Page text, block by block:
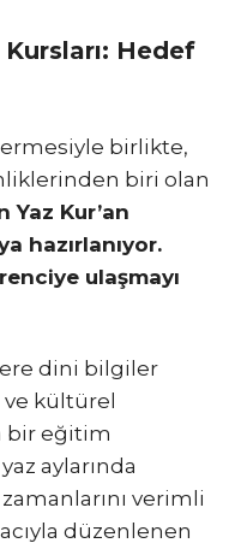
Kursları: Hedef
ermesiyle birlikte,
biri olan
Yaz Kur’an
hazırlanıyor.
ulaşmayı
dini bilgiler
ve kültürel
bir eğitim
aylarında
verimli
düzenlenen